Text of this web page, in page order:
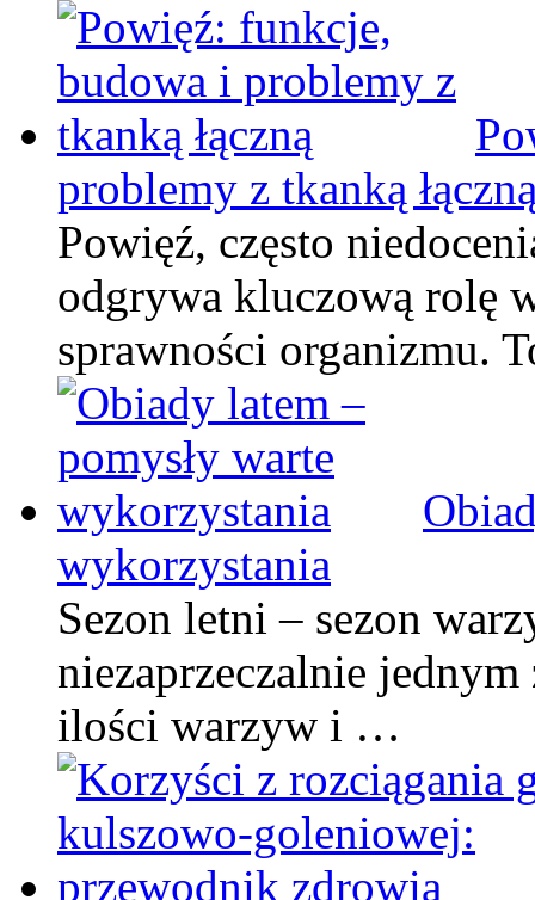
problemy z tkanką
Powięź, często
odgrywa kluczową rolę
sprawności organizmu.
wykorzystania
Sezon letni – sezon
niezaprzeczalnie
ilości warzyw i …